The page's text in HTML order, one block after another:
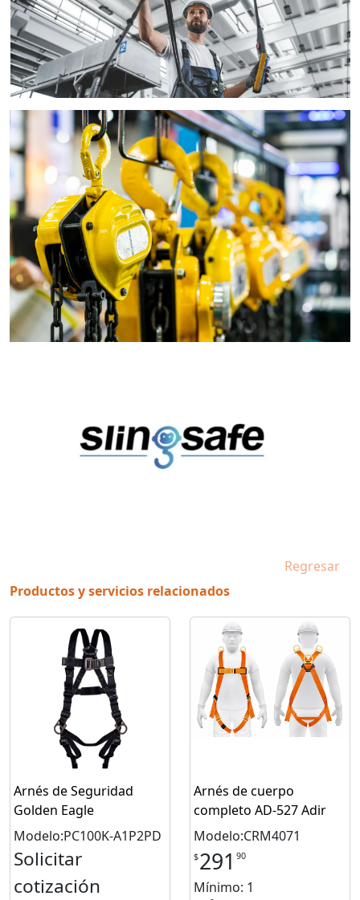
Regresar
Productos y servicios relacionados
Arnés de Seguridad
Golden Eagle
Modelo:PC100K-A1P2PD
Solicitar
cotización
Arnés de cuerpo
completo AD-527 Adir
Modelo:CRM4071
$291 90
Mínimo: 1